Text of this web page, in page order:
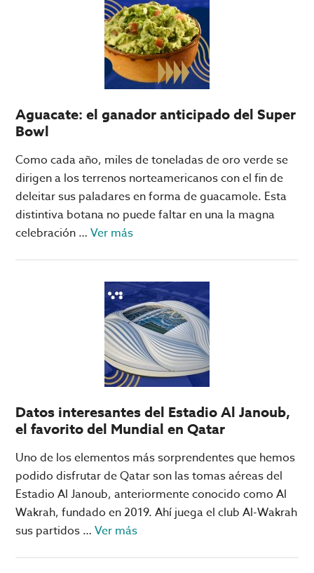
Rayados
vs
juegos
que
se
Clubes
Aguacate: el ganador anticipado del Super
Bowl
Como cada año, miles de toneladas de oro verde se
dirigen a los terrenos norteamericanos con el fin de
deleitar sus paladares en forma de guacamole. Esta
distintiva botana no puede faltar en una la magna
celebración …Ver másacerca
el
ganador
anticipado
del
Super
Bowl
Datos interesantes del Estadio Al Janoub,
el favorito del Mundial en Qatar
Uno de los elementos más sorprendentes que hemos
podido disfrutar de Qatar son las tomas aéreas del
Estadio Al Janoub, anteriormente conocido como Al
Wakrah, fundado en 2019. Ahí juega el club Al-Wakrah
sus partidos …Ver másacerca